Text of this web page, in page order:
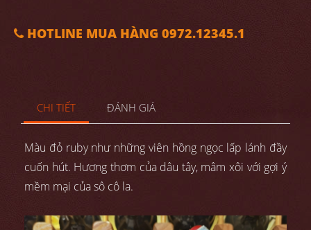
HOTLINE MUA HÀNG 0972.12345.1
CHI TIẾT ĐÁNH GIÁ
Màu đỏ ruby như những viên hồng ngọc lấp lánh đầy
cuốn hút. Hương thơm của dâu tây, mâm xôi với gợi ý
mềm mại của sô cô la.